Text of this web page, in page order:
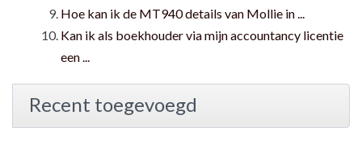
Hoe kan ik de MT940 details van Mollie in ...
Kan ik als boekhouder via mijn accountancy licentie
een ...
Recent toegevoegd